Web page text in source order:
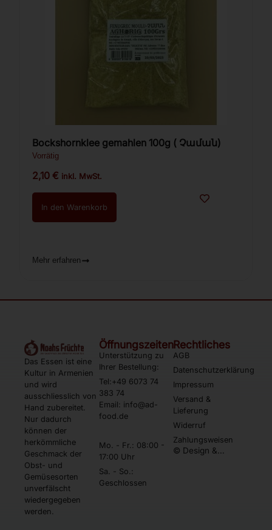
Bockshornklee gemahlen 100g ( Չաման)
Vorrätig
2,10€ inkl. MwSt.
In den Warenkorb
Mehr erfahren
Das Essen ist eine
Kultur in Armenien
und wird
ausschliesslich von
Hand zubereitet.
Nur dadurch
können der
herkömmliche
Geschmack der
Obst- und
Gemüsesorten
unverfälscht
wiedergegeben
werden.
Öffnungszeiten
Unterstützung zu
Ihrer Bestellung:
Tel:+49 6073 74
383 74
Email: info@ad-
food.de
Mo. - Fr.: 08:00 -
17:00 Uhr
Sa. - So.:
Geschlossen
Rechtliches
AGB
Datenschutzerklärung
Impressum
Versand &
Lieferung
Widerruf
Zahlungsweisen
© Design &